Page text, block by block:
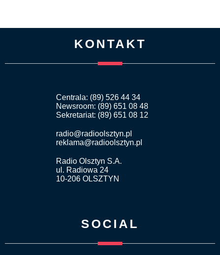
KONTAKT
Centrala: (89) 526 44 34
Newsroom: (89) 651 08 48
Sekretariat: (89) 651 08 12
radio@radioolsztyn.pl
reklama@radioolsztyn.pl
Radio Olsztyn S.A.
ul. Radiowa 24
10-206 OLSZTYN
SOCIAL